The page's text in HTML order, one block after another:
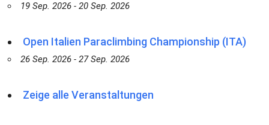
19 Sep. 2026 - 20 Sep. 2026
Open Italien Paraclimbing Championship (ITA)
26 Sep. 2026 - 27 Sep. 2026
Zeige alle Veranstaltungen